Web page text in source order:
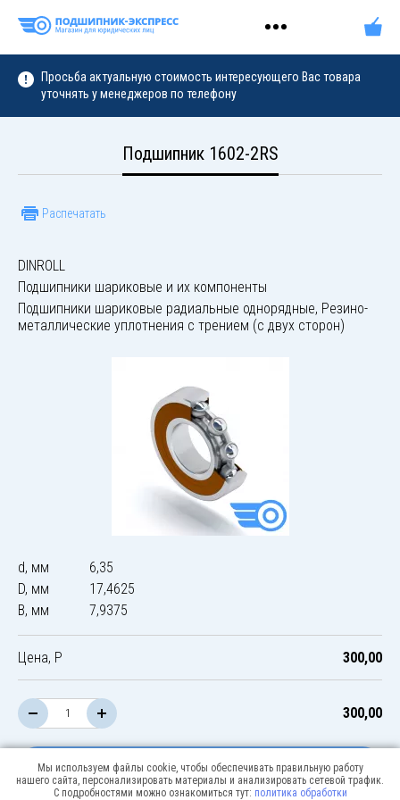
Просьба актуальную стоимость интересующего Вас товара
уточнять у менеджеров по телефону
Подшипник 1602-2RS
Распечатать
DINROLL
Подшипники шариковые и их компоненты
Подшипники шариковые радиальные однорядные, Резино-
металлические уплотнения с трением (с двух сторон)
d, мм
6,35
D, мм
17,4625
B, мм
7,9375
Цена, Р 300,00
300,00
В корзину
Мы используем файлы cookie, чтобы обеспечивать правильную работу
нашего сайта, персонализировать материалы и анализировать сетевой трафик.
С подробностями можно ознакомиться тут: политика обработки